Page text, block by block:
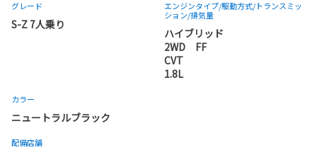
グレード
S-Z 7人乗り
エンジンタイプ/駆動方式/トランスミッ
ション/排気量
ハイブリッド
2WD FF
CVT
1.8L
カラー
ニュートラルブラック
配備店舗